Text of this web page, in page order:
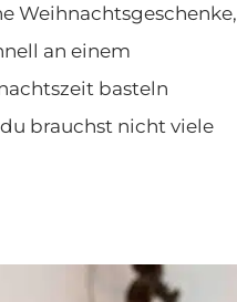
Weihnachtsgeschenke,
an einem
basteln
brauchst nicht viele